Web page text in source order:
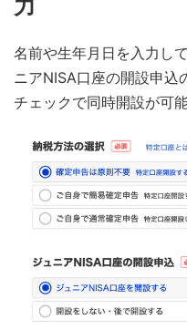
力
名前や生年月日を入力し
ニアNISA口座の開設申込
チェックで同時開設が可